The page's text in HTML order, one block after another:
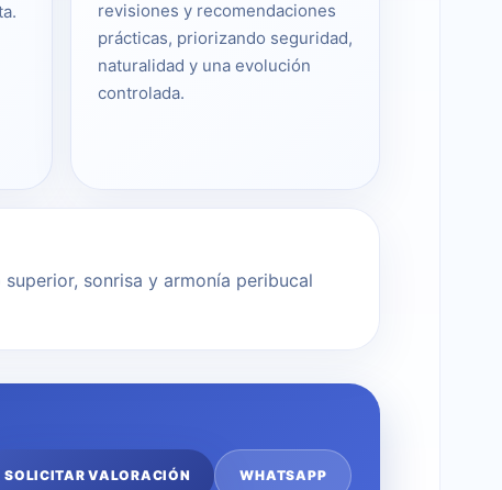
revisiones y recomendaciones
prácticas, priorizando seguridad,
naturalidad y una evolución
controlada.
sonrisa y armonía peribucal
SOLICITAR VALORACIÓN WHATSAPP